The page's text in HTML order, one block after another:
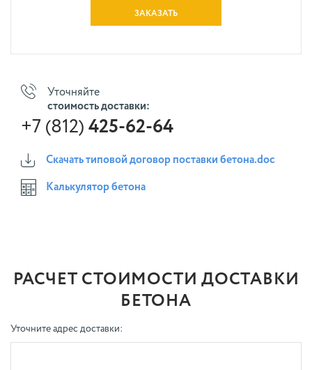
ЗАКАЗАТЬ
Уточняйте
стоимость доставки:
+7 (812) 425-62-64
Скачать типовой договор поставки бетона.doc
Калькулятор бетона
РАСЧЕТ СТОИМОСТИ ДОСТАВКИ
БЕТОНА
Уточните адрес доставки: